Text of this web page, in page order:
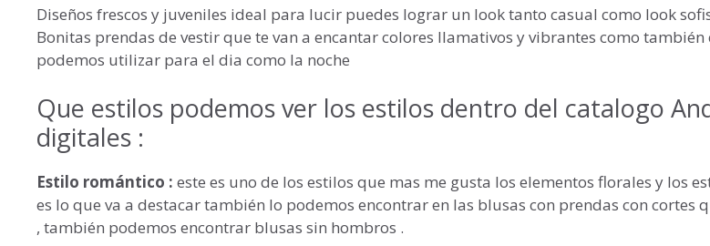
Diseños frescos y juveniles ideal para lucir puedes lograr un look tanto casual como look
Bonitas prendas de vestir que te van a encantar colores llamativos y vibrantes como también
podemos utilizar para el dia como la noche
Que estilos podemos ver los estilos dentro del catalogo
digitales :
Estilo romántico : este es uno de los estilos que mas me gusta los elementos florales y los
es lo que va a destacar también lo podemos encontrar en las blusas con prendas con cortes
, también podemos encontrar blusas sin hombros .